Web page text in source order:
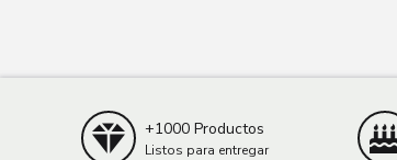
+1000 Productos
Listos para entregar